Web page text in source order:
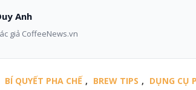
Anh
giả CoffeeNews.vn
BÍ QUYẾT PHA CHẾ , BREW TIPS , DỤNG CỤ